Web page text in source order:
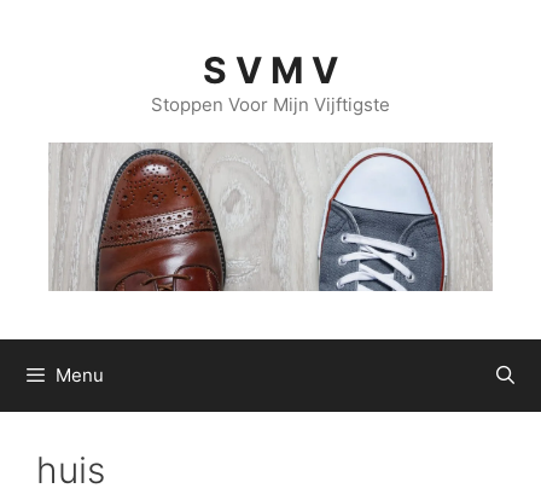
S V M V
Stoppen Voor Mijn Vijftigste
Menu
huis